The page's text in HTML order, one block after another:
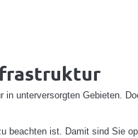
unterversorgten Gebieten.
beachten ist. Damit sind Sie